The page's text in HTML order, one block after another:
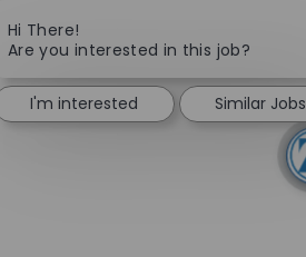
Hi There!
Are you interested in this job?
I'm interested Similar Jobs